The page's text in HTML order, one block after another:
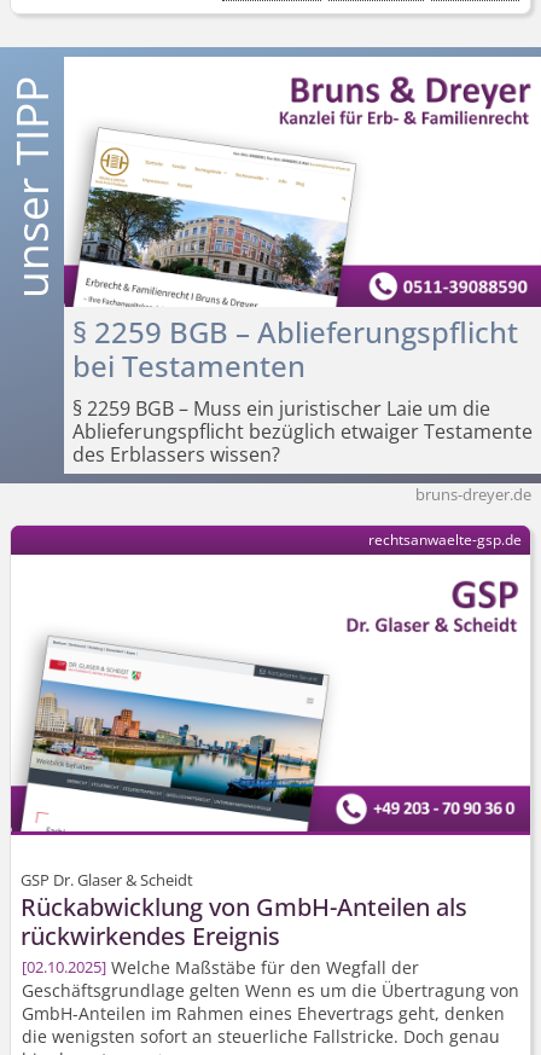
§ 2259 BGB – Ablieferungspflicht
bei Testamenten
§ 2259 BGB – Muss ein juristischer Laie um die
Ablieferungspflicht bezüglich etwaiger Testamente
des Erblassers wissen?
bruns-dreyer.de
GSP Dr. Glaser & Scheidt
Rückabwicklung von GmbH-Anteilen als
rückwirkendes Ereignis
02.10.2025 Welche Maßstäbe für den Wegfall der
Geschäftsgrundlage gelten Wenn es um die Übertragung von
GmbH-Anteilen im Rahmen eines Ehevertrags geht, denken
die wenigsten sofort an steuerliche Fallstricke. Doch genau
rechtsanwaelte-gsp.de